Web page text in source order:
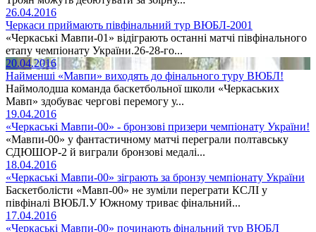
26.04.2016
Черкаси приймають півфінальний тур ВЮБЛ-2001
«Черкаські Мавпи-01» відіграють останні матчі півфінального
етапу чемпіонату України.26-28-го...
20.04.2016
Найменші «Мавпи» виходять до фінального туру ВЮБЛ!
Наймолодша команда баскетбольної школи «Черкаських
Мавп» здобуває чергові перемогу у...
19.04.2016
«Черкаські Мавпи-00» - бронзові призери чемпіонату України!
«Мавпи-00» у фантастичному матчі переграли полтавську
СДЮШОР-2 й виграли бронзові медалі...
18.04.2016
«Черкаські Мавпи-00» зіграють за бронзу чемпіонату України
Баскетболісти «Мавп-00» не зуміли переграти КСЛІ у
півфіналі ВЮБЛ.У Южному триває фінальний...
17.04.2016
«Черкаські Мавпи-00» починають фінальний тур ВЮБЛ